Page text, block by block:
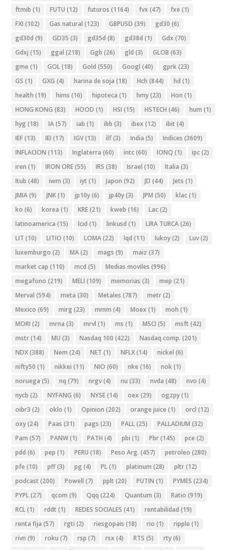
ftmib (1) FUTU (12) futuros (1164) fvx (47) fxe (1)
FXI (102) Gas natural (123) GBPUSD (39) gd30 (6)
gd30d (9) GD35 (3) gd35d (8) gd38d (1) Gdx (70)
Gdxj (15) ggal (218) Ggb (26) gld (3) GLOB (63)
gme (1) GOL(18) Gold (550) Googl (40) gprk(23)
GS (1) GXG (4) harina de soja (18) Hch (844) hd (1)
health (19) hims (16) hipoteca (1) hmy(23) Hon (1)
HONG KONG (83) HOOD (1) HSI (15) HSTECH (46) hum (1)
hyg (18) IA(57) iab (1) ibb (3) ibex (12) ibit (4)
IEF(13) IEI (17) IGV(13) ilf(3) India (5) Indices (3609)
INFLACION (113) Inglaterra (60) intc(60) IONQ (1) ipc(2)
iren (1) IRON ORE(55) IRS (38) Israel (10) Italia (3)
Itub (48) iwm (3) iyt (1) Japon (92) JD (44) Jets (1)
JMIA(9) JNK(1) jp10y(6) jp40y(3) JPM (50) klac(1)
ko (6) korea (1) KRE(21) kweb (16) Lac(2)
latinoamerica (15) lcid (1) linkusd (1) LIRA TURCA(26)
LIT (10) LITIO (10) LOMA(22) lqd (11) lukoy(2) Luv(2)
luxemburgo (2) MA(2) mags (9) maiz (37)
market cap (110) mcd (5) Medias moviles (996)
megafono (219) MELI (109) memorias (3) mep (21)
Merval (594) meta (30) Metales (787) metr(2)
Mexico (69) mirg (23) mmm (4) Moex (1) moh (1)
MORI (2) mrna (3) mrvl (1) ms (1) MSCI (5) msft (42)
mstr(14) MU (3) Nasdaq 100 (422) Nasdaq comp. (201)
NDX(388) Nem (24) NET (1) NFLX(14) nickel (6)
nifty50 (1) nikkei (11) NIO (60) nke (16) nok(1)
noruega (5) nq (79) nrgv(4) nu (33) nvda (48) nvo (4)
nycb (2) NYFANG (6) NYSE(14) oex (29) ogzpy(1)
oibr3 (2) oklo (1) Opinion (202) orange juice (1) orcl (12)
oxy(24) Paas (31) pags (23) PALL(25) PALLADIUM (32)
Pam (57) PANW(1) PATH (4) pbi (1) Pbr(145) pce (2)
pdd (6) pep (1) PERU (18) Peso Arg. (457) petroleo (280)
pfe (10) pff(3) pg (4) PL(1) platinum (28) pltr(12)
podcast (200) Powell (7) pplt (20) PUTIN (1) PYMES (234)
PYPL(27) qcom (9) Qqq (224) Quantum (3) Ratio (919)
RCL(1) rddt (1) REDES SOCIALES (41) rentabilidad (19)
renta fija (57) rgti (2) riesgopais (18) rio (1) ripple (1)
rivn (9) roku (7) rsp (7) rsx (4) RTS (5) rty(6)